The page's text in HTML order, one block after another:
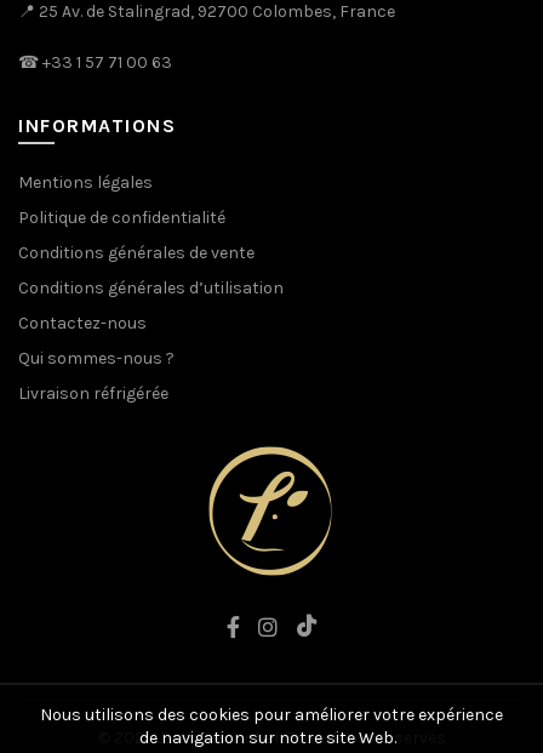
📍 25 Av. de Stalingrad, 92700 Colombes, France
☎+33 1 57 71 00 63
INFORMATIONS
Mentions légales
Politique de confidentialité
Conditions générales de vente
Conditions générales d’utilisation
Contactez-nous
Qui sommes-nous ?
Livraison réfrigérée
© 2021 L'art du Boucher. Tous droits réservés
Nous utilisons des cookies pour améliorer votre expérience
de navigation sur notre site Web.